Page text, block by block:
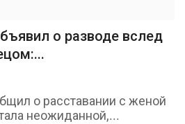
о разводе вслед
о расставании с женой
неожиданной,...